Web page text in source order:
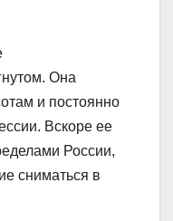
Она
и постоянно
Вскоре ее
России,
сниматься в